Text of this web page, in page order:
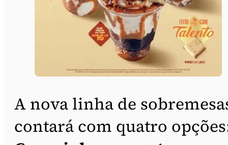
A nova linha de
contará com quatro